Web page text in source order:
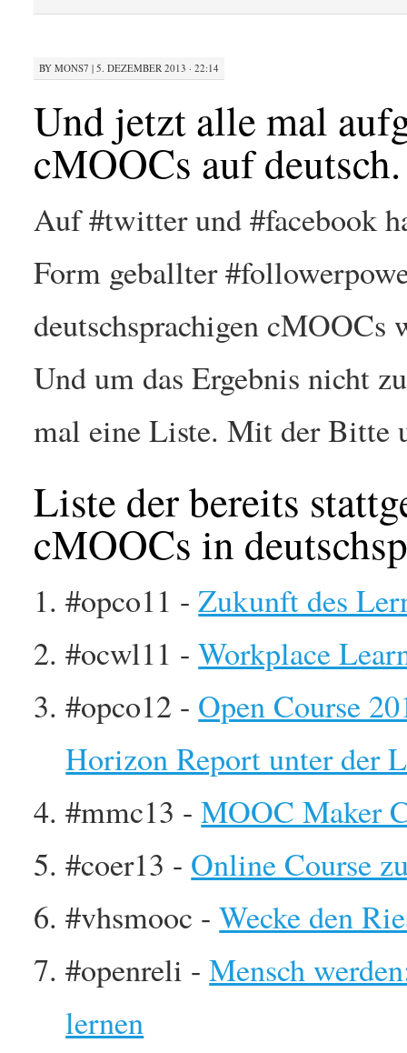
BY MONS7 |5. DEZEMBER 2013 · 22:14
Und jetzt alle mal
cMOOCs auf deutsch.
Auf #twitter und #facebook
Form geballter
deutschsprachigen
Und um das Ergebnis nicht
mal eine Liste. Mit der Bitte
Liste der bereits
cMOOCs in
#opco11 -Zukunft des
#ocwl11 -Workplace
#opco12 - Open Course
Horizon Report unter der
#mmc13 -MOOC Maker
#coer13 - Online Course
#vhsmooc -Wecke den
#openreli -Mensch
lernen